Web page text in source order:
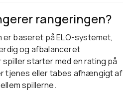
rangeringen?
baseret på ELO-systemet,
og afbalanceret
spiller starter med en rating på
tjenes eller tabes afhængigt af
spillerne.